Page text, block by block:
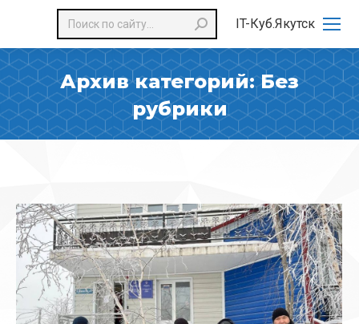
IT-Куб.Якутск
Поиск:
Архив категорий:Без
рубрики